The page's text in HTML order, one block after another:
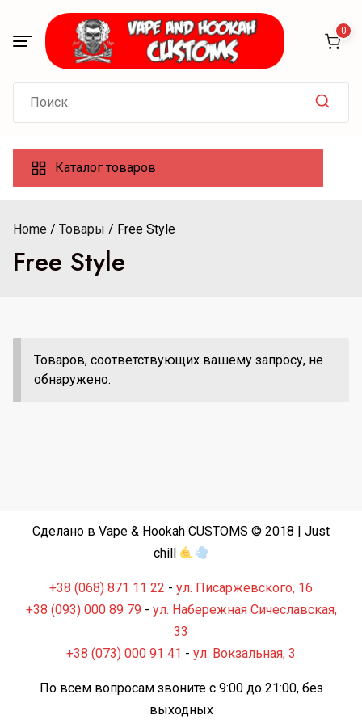
content
0
for:
Каталог товаров
Home Товары Free Style
Free Style
Товаров, соответствующих вашему запросу, не
обнаружено.
Сделано в Vape & Hookah CUSTOMS © 2018 | Just
chill
+38 (068) 871 11 22 - ул. Писаржевского, 16
+38 (093) 000 89 79 - ул. Набережная Сичеславская,
33
+38 (073) 000 91 41 - ул. Вокзальная, 3
По всем вопросам звоните с 9:00 до 21:00, без
выходных